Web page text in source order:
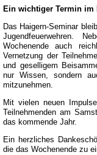
Ein wichtiger Termin im
Das Haigern-Seminar
Jugendfeuerwehren.
Wochenende auch
Vernetzung der
und geselligem
nur Wissen, sondern
mitzunehmen.
Mit vielen neuen
Teilnehmenden am
das kommende Jahr.
Ein herzliches
die das Wochenende zu